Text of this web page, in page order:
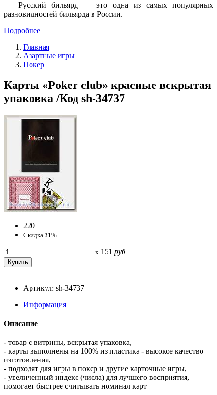
Русский бильярд — это одна из самых популярных
разновидностей бильярда в России.
Подробнее
Главная
Азартные игры
Покер
Карты «Poker club» красные вскрытая
упаковка /Код sh-34737
220
Скидка 31%
x 151 руб
Артикул: sh-34737
Информация
Описание
- товар с витрины, вскрытая упаковка,
- карты выполнены на 100% из пластика - высокое качество
изготовления,
- подходят для игры в покер и другие карточные игры,
- увеличенный индекс (числа) для лучшего восприятия,
помогает быстрее считывать номинал карт